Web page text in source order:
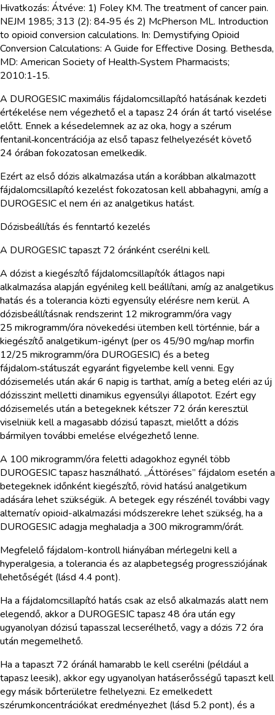
Hivatkozás: Átvéve: 1) Foley KM. The treatment of cancer pain.
NEJM 1985; 313 (2): 84‑95 és 2) McPherson ML. Introduction
to opioid conversion calculations. In: Demystifying Opioid
Conversion Calculations: A Guide for Effective Dosing. Bethesda,
MD: American Society of Health‑System Pharmacists;
2010:1‑15.
A DUROGESIC maximális fájdalomcsillapító hatásának kezdeti
értékelése nem végezhető el a tapasz 24 órán át tartó viselése
előtt. Ennek a késedelemnek az az oka, hogy a szérum
fentanil‑koncentrációja az első tapasz felhelyezését követő
24 órában fokozatosan emelkedik.
Ezért az első dózis alkalmazása után a korábban alkalmazott
fájdalomcsillapító kezelést fokozatosan kell abbahagyni, amíg a
DUROGESIC el nem éri az analgetikus hatást.
Dózisbeállítás és fenntartó kezelés
A DUROGESIC tapaszt 72 óránként cserélni kell.
A dózist a kiegészítő fájdalomcsillapítók átlagos napi
alkalmazása alapján egyénileg kell beállítani, amíg az analgetikus
hatás és a tolerancia közti egyensúly elérésre nem kerül. A
dózisbeállításnak rendszerint 12 mikrogramm/óra vagy
25 mikrogramm/óra növekedési ütemben kell történnie, bár a
kiegészítő analgetikum-igényt (per os 45/90 mg/nap morfin
12/25 mikrogramm/óra DUROGESIC) és a beteg
fájdalom‑státuszát egyaránt figyelembe kell venni. Egy
dózisemelés után akár 6 napig is tarthat, amíg a beteg eléri az új
dózisszint melletti dinamikus egyensúlyi állapotot. Ezért egy
dózisemelés után a betegeknek kétszer 72 órán keresztül
viselniük kell a magasabb dózisú tapaszt, mielőtt a dózis
bármilyen további emelése elvégezhető lenne.
A 100 mikrogramm/óra feletti adagokhoz egynél több
DUROGESIC tapasz használható. „Áttöréses” fájdalom esetén a
betegeknek időnként kiegészítő, rövid hatású analgetikum
adására lehet szükségük. A betegek egy részénél további vagy
alternatív opioid-alkalmazási módszerekre lehet szükség, ha a
DUROGESIC adagja meghaladja a 300 mikrogramm/órát.
Megfelelő fájdalom-kontroll hiányában mérlegelni kell a
hyperalgesia, a tolerancia és az alapbetegség progressziójának
lehetőségét (lásd 4.4 pont).
Ha a fájdalomcsillapító hatás csak az első alkalmazás alatt nem
elegendő, akkor a DUROGESIC tapasz 48 óra után egy
ugyanolyan dózisú tapasszal lecserélhető, vagy a dózis 72 óra
után megemelhető.
Ha a tapaszt 72 óránál hamarabb le kell cserélni (például a
tapasz leesik), akkor egy ugyanolyan hatáserősségű tapaszt kell
egy másik bőrterületre felhelyezni. Ez emelkedett
szérumkoncentrációkat eredményezhet (lásd 5.2 pont), és a